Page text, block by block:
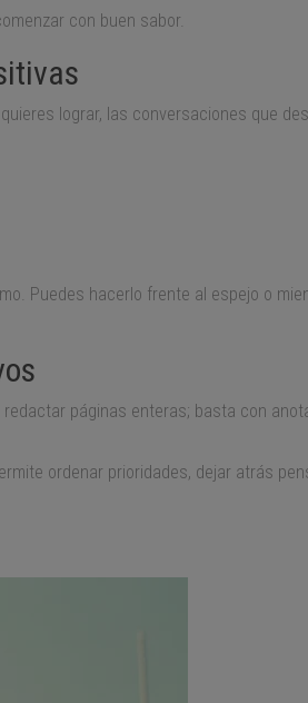
con buen sabor.
lograr, las conversaciones que
Puedes hacerlo frente al espejo o
páginas enteras; basta con
ordenar prioridades, dejar atrás